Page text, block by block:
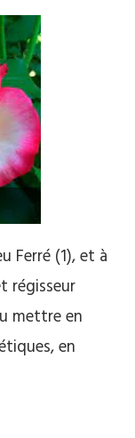
Ferré (1), et à
régisseur
mettre en
en